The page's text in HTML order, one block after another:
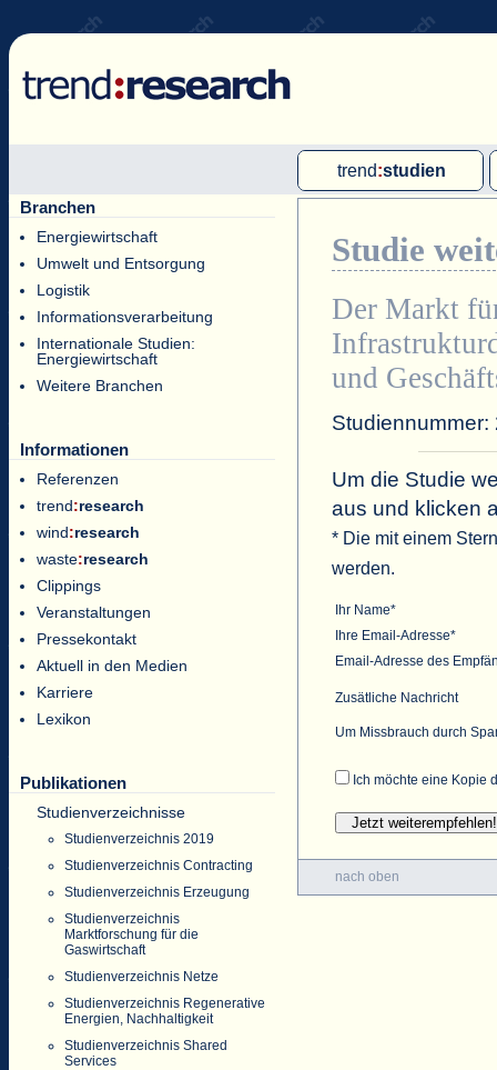
trend:studien
Single-Client-Studien
Branchen
Energiewirtschaft
Umwelt und Entsorgung
Logistik
Informationsverarbeitung
Internationale Studien:
Energiewirtschaft
Weitere Branchen
Informationen
Referenzen
trend:research
wind:research
waste:research
Clippings
Veranstaltungen
Pressekontakt
Aktuell in den Medien
Karriere
Lexikon
Publikationen
Studienverzeichnisse
Studienverzeichnis 2019
Studienverzeichnis Contracting
Studienverzeichnis Erzeugung
Studienverzeichnis
Marktforschung für die
Gaswirtschaft
Studienverzeichnis Netze
Studienverzeichnis Regenerative
Energien, Nachhaltigkeit
Studienverzeichnis Shared
Services
Studie
Der Markt
und
Um die Studie
aus und klicken
* Die mit einem
werden.
Ihr Name*
Ihre Email-Adresse*
Email-Adresse des
Zusätliche Nachricht
Um Missbrauch durch
Ich möchte eine Kopie
nach oben